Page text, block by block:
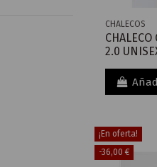
CHALECOS
2.0
¡En oferta!
-36,00 €